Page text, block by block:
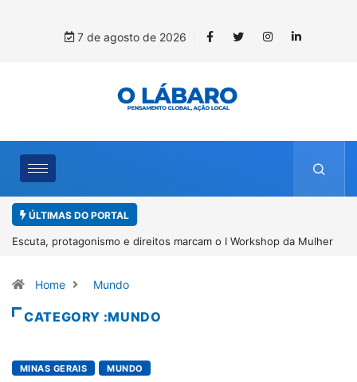
7 de agosto de 2026
ÚLTIMAS DO PORTAL
Conab inicia recebimento de documentos para solicitação do
Home Mundo
CATEGORY :MUNDO
MINAS GERAIS MUNDO